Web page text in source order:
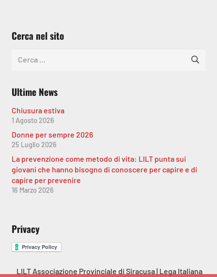
Cerca nel sito
Ultime News
Chiusura estiva
1 Agosto 2026
Donne per sempre 2026
25 Luglio 2026
La prevenzione come metodo di vita: LILT punta sui
giovani che hanno bisogno di conoscere per capire e di
capire per prevenire
16 Marzo 2026
Privacy
LILT Associazione Provinciale di Siracusa | Lega Italiana